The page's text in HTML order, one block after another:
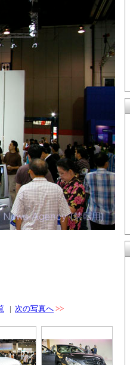
| 次の写真へ >>